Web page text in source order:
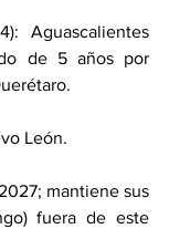
Aguascalientes
de 5 años por
León.
mantiene sus
fuera de este